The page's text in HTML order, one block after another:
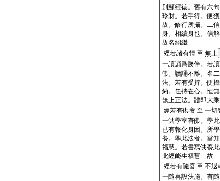
別顯經徳。舊有六
珍財。若手得。便
故。修行所攝。二
身。相續身也。信
故名紹繼
經若諸有情 至 無上
一讀誦爲勝伴。若
佛。讀誦不離。名
法。若有受持。便
納。任持在心。恒
無上正法。體即大
經若有供養 至 一切
一供學室有佛。學
已有報化身因。所
養。學此法者。當
福慧。若書寫供養
此經能生福慧二故
經若有隨喜 至 不退
一隨喜設法施。有